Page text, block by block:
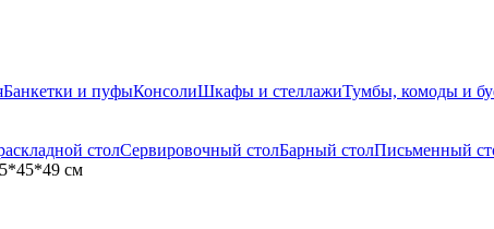
Банкетки и пуфыКонсолиШкафы и стеллажиТумбы, комоды и
столСервировочный столБарный столПисьменный
см